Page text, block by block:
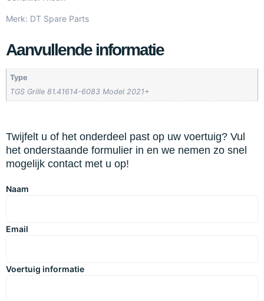
Merk: DT Spare Parts
Aanvullende informatie
Type
TGS Grille 81.41614-6083 Model 2021+
Twijfelt u of het onderdeel past op uw voertuig? Vul
het onderstaande formulier in en we nemen zo snel
mogelijk contact met u op!
Naam
Email
Voertuig informatie